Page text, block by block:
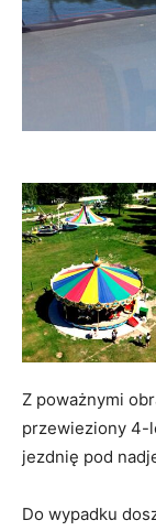
Z poważnymi
przewieziony 4-
jezdnię pod
Do wypadku